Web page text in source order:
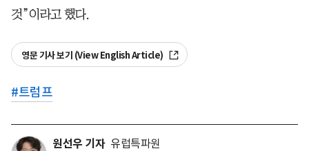
것”이라고 했다.
영문 기사 보기 (View English Article)
#트럼프
원선우 기자 유럽특파원